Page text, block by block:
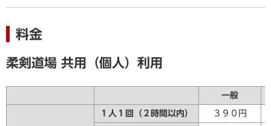
料金
柔剣道場 共用（個人）利用
一般
１人１回（２時間以内） ３９０円